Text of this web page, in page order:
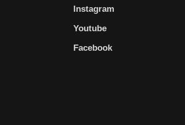
Instagram
Youtube
Facebook